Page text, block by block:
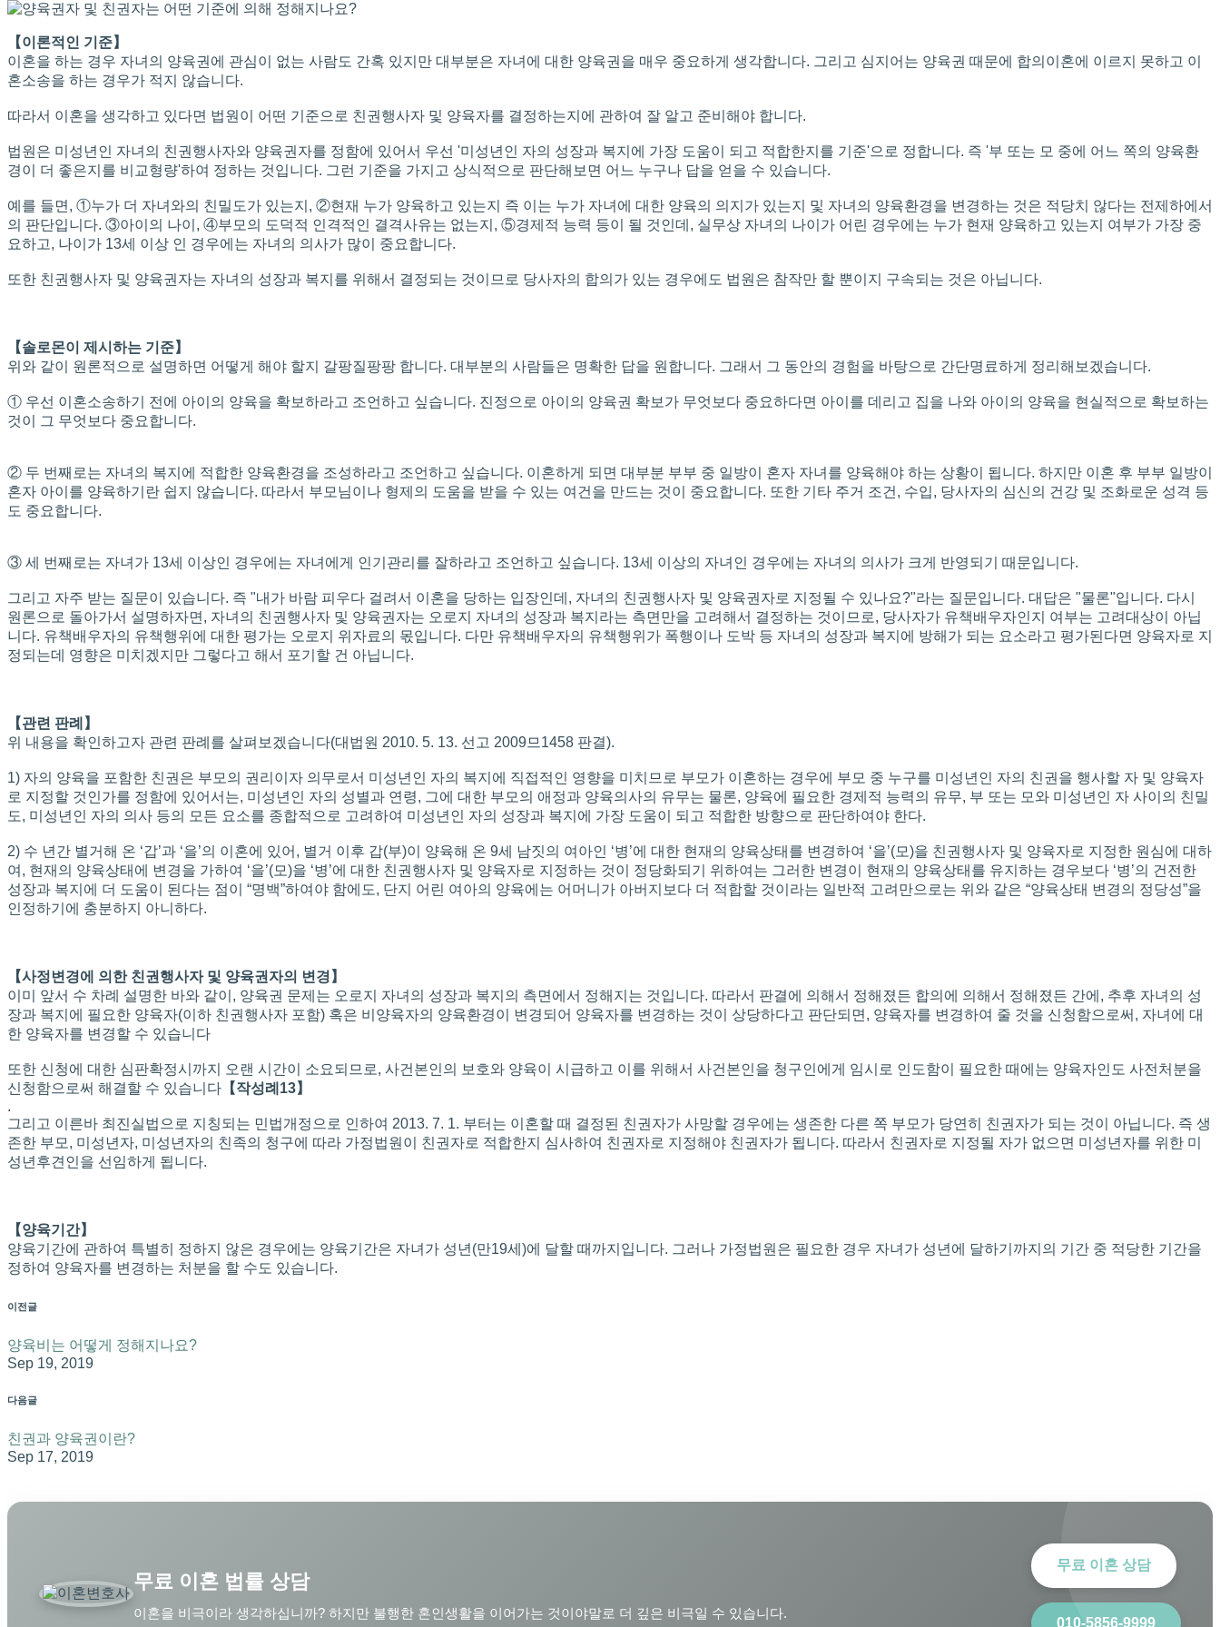
【이론적인 기준】
이혼을 하는 경우 자녀의 양육권에 관심이 없는 사람도 간혹 있지만 대부분은 자녀에 대한 양육권을 매우 중요하게 생각합니다. 그리고 심지어는 양육권 때문에 합의이혼에 이르지 못하고 이
혼소송을 하는 경우가 적지 않습니다.
따라서 이혼을 생각하고 있다면 법원이 어떤 기준으로 친권행사자 및 양육자를 결정하는지에 관하여 잘 알고 준비해야 합니다.
법원은 미성년인 자녀의 친권행사자와 양육권자를 정함에 있어서 우선 '미성년인 자의 성장과 복지에 가장 도움이 되고 적합한지를 기준'으로 정합니다. 즉 '부 또는 모 중에 어느 쪽의 양육환
경이 더 좋은지를 비교형량'하여 정하는 것입니다. 그런 기준을 가지고 상식적으로 판단해보면 어느 누구나 답을 얻을 수 있습니다.
예를 들면, ①누가 더 자녀와의 친밀도가 있는지, ②현재 누가 양육하고 있는지 즉 이는 누가 자녀에 대한 양육의 의지가 있는지 및 자녀의 양육환경을 변경하는 것은 적당치 않다는 전제하에서
의 판단입니다. ③아이의 나이, ④부모의 도덕적 인격적인 결격사유는 없는지, ⑤경제적 능력 등이 될 것인데, 실무상 자녀의 나이가 어린 경우에는 누가 현재 양육하고 있는지 여부가 가장 중
요하고, 나이가 13세 이상 인 경우에는 자녀의 의사가 많이 중요합니다.
또한 친권행사자 및 양육권자는 자녀의 성장과 복지를 위해서 결정되는 것이므로 당사자의 합의가 있는 경우에도 법원은 참작만 할 뿐이지 구속되는 것은 아닙니다.
【솔로몬이 제시하는 기준】
위와 같이 원론적으로 설명하면 어떻게 해야 할지 갈팡질팡팡 합니다. 대부분의 사람들은 명확한 답을 원합니다. 그래서 그 동안의 경험을 바탕으로 간단명료하게 정리해보겠습니다.
① 우선 이혼소송하기 전에 아이의 양육을 확보하라고 조언하고 싶습니다. 진정으로 아이의 양육권 확보가 무엇보다 중요하다면 아이를 데리고 집을 나와 아이의 양육을 현실적으로 확보하는
것이 그 무엇보다 중요합니다.
② 두 번째로는 자녀의 복지에 적합한 양육환경을 조성하라고 조언하고 싶습니다. 이혼하게 되면 대부분 부부 중 일방이 혼자 자녀를 양육해야 하는 상황이 됩니다. 하지만 이혼 후 부부 일방이
혼자 아이를 양육하기란 쉽지 않습니다. 따라서 부모님이나 형제의 도움을 받을 수 있는 여건을 만드는 것이 중요합니다. 또한 기타 주거 조건, 수입, 당사자의 심신의 건강 및 조화로운 성격 등
도 중요합니다.
③ 세 번째로는 자녀가 13세 이상인 경우에는 자녀에게 인기관리를 잘하라고 조언하고 싶습니다. 13세 이상의 자녀인 경우에는 자녀의 의사가 크게 반영되기 때문입니다.
그리고 자주 받는 질문이 있습니다. 즉 "내가 바람 피우다 걸려서 이혼을 당하는 입장인데, 자녀의 친권행사자 및 양육권자로 지정될 수 있나요?"라는 질문입니다. 대답은 "물론"입니다. 다시
원론으로 돌아가서 설명하자면, 자녀의 친권행사자 및 양육권자는 오로지 자녀의 성장과 복지라는 측면만을 고려해서 결정하는 것이므로, 당사자가 유책배우자인지 여부는 고려대상이 아닙
니다. 유책배우자의 유책행위에 대한 평가는 오로지 위자료의 몫입니다. 다만 유책배우자의 유책행위가 폭행이나 도박 등 자녀의 성장과 복지에 방해가 되는 요소라고 평가된다면 양육자로 지
정되는데 영향은 미치겠지만 그렇다고 해서 포기할 건 아닙니다.
【관련 판례】
위 내용을 확인하고자 관련 판례를 살펴보겠습니다(대법원 2010. 5. 13. 선고 2009므1458 판결).
1) 자의 양육을 포함한 친권은 부모의 권리이자 의무로서 미성년인 자의 복지에 직접적인 영향을 미치므로 부모가 이혼하는 경우에 부모 중 누구를 미성년인 자의 친권을 행사할 자 및 양육자
로 지정할 것인가를 정함에 있어서는, 미성년인 자의 성별과 연령, 그에 대한 부모의 애정과 양육의사의 유무는 물론, 양육에 필요한 경제적 능력의 유무, 부 또는 모와 미성년인 자 사이의 친밀
도, 미성년인 자의 의사 등의 모든 요소를 종합적으로 고려하여 미성년인 자의 성장과 복지에 가장 도움이 되고 적합한 방향으로 판단하여야 한다.
2) 수 년간 별거해 온 ‘갑’과 ‘을’의 이혼에 있어, 별거 이후 갑(부)이 양육해 온 9세 남짓의 여아인 ‘병’에 대한 현재의 양육상태를 변경하여 ‘을’(모)을 친권행사자 및 양육자로 지정한 원심에 대하
여, 현재의 양육상태에 변경을 가하여 ‘을’(모)을 ‘병’에 대한 친권행사자 및 양육자로 지정하는 것이 정당화되기 위하여는 그러한 변경이 현재의 양육상태를 유지하는 경우보다 ‘병’의 건전한
성장과 복지에 더 도움이 된다는 점이 “명백”하여야 함에도, 단지 어린 여아의 양육에는 어머니가 아버지보다 더 적합할 것이라는 일반적 고려만으로는 위와 같은 “양육상태 변경의 정당성”을
인정하기에 충분하지 아니하다.
【사정변경에 의한 친권행사자 및 양육권자의 변경】
이미 앞서 수 차례 설명한 바와 같이, 양육권 문제는 오로지 자녀의 성장과 복지의 측면에서 정해지는 것입니다. 따라서 판결에 의해서 정해졌든 합의에 의해서 정해졌든 간에, 추후 자녀의 성
장과 복지에 필요한 양육자(이하 친권행사자 포함) 혹은 비양육자의 양육환경이 변경되어 양육자를 변경하는 것이 상당하다고 판단되면, 양육자를 변경하여 줄 것을 신청함으로써, 자녀에 대
한 양육자를 변경할 수 있습니다
또한 신청에 대한 심판확정시까지 오랜 시간이 소요되므로, 사건본인의 보호와 양육이 시급하고 이를 위해서 사건본인을 청구인에게 임시로 인도함이 필요한 때에는 양육자인도 사전처분을
신청함으로써 해결할 수 있습니다 【작성례13】
.
그리고 이른바 최진실법으로 지칭되는 민법개정으로 인하여 2013. 7. 1. 부터는 이혼할 때 결정된 친권자가 사망할 경우에는 생존한 다른 쪽 부모가 당연히 친권자가 되는 것이 아닙니다. 즉 생
존한 부모, 미성년자, 미성년자의 친족의 청구에 따라 가정법원이 친권자로 적합한지 심사하여 친권자로 지정해야 친권자가 됩니다. 따라서 친권자로 지정될 자가 없으면 미성년자를 위한 미
성년후견인을 선임하게 됩니다.
【양육기간】
양육기간에 관하여 특별히 정하지 않은 경우에는 양육기간은 자녀가 성년(만19세)에 달할 때까지입니다. 그러나 가정법원은 필요한 경우 자녀가 성년에 달하기까지의 기간 중 적당한 기간을
정하여 양육자를 변경하는 처분을 할 수도 있습니다.
이전글
양육비는 어떻게 정해지나요?
Sep 19, 2019
다음글
친권과 양육권이란?
Sep 17, 2019
무료 이혼 법률 상담
이혼을 비극이라 생각하십니까? 하지만 불행한 혼인생활을 이어가는 것이야말로 더 깊은 비극일 수 있습니다.
무료 이혼 상담
010-5856-9999